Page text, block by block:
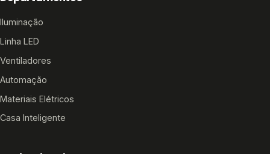
Iluminação
Linha LED
Ventiladores
Automação
Materiais Elétricos
Casa Inteligente